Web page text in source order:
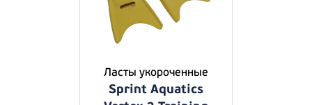
Ласты укороченные
Sprint Aquatics